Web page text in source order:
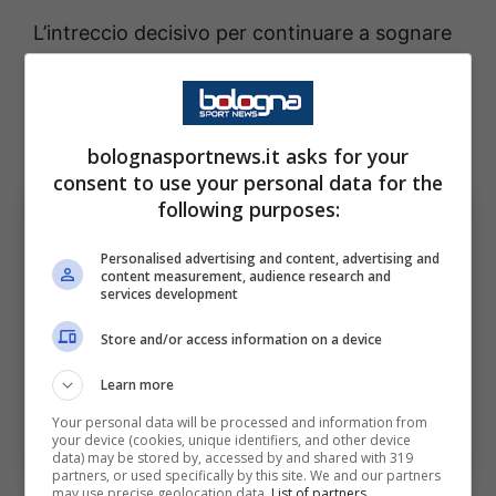
L’intreccio decisivo per continuare a sognare
l’ora di scegliere così la sua prossima big per
Nuova occasione per Lookman: arriva l’annuncio – Ansa
– bolognasportnews.it
bolognasportnews.it asks for your
consent to use your personal data for the
following purposes:
Personalised advertising and content, advertising and
content measurement, audience research and
services development
Store and/or access information on a device
Learn more
Your personal data will be processed and information from
your device (cookies, unique identifiers, and other device
data) may be stored by, accessed by and shared with 319
partners, or used specifically by this site. We and our partners